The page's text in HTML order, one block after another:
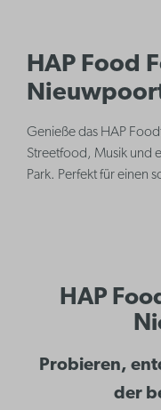
HAP Food
Genieße das HAP
Streetfood, Musik und
Park. Perfekt für einen
HAP
Probieren,
der